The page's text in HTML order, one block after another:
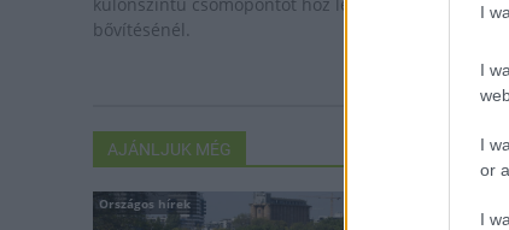
I
I
I
or
I
bővítésénél.
AJÁNLJUK MÉG
Országos hírek